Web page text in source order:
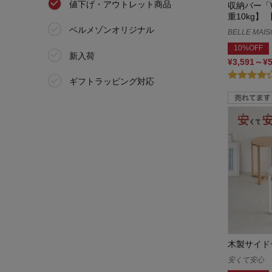
値下げ・アウトレット商品
ベルメゾンオリジナル
新入荷
ギフトラッピング対応
収納バー
重10kg】
BELLE
10%OFF
¥3,591～
木製サイ
安くて安心